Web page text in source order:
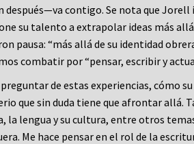
contigo. Se nota que Jorell
su talento a extrapolar ideas más
pausa: “más allá de su identidad
combatir por “pensar, escribir y
de estas experiencias, cómo
que sin duda tiene que afrontar allá.
la lengua y su cultura, entre otros
Me hace pensar en el rol de la